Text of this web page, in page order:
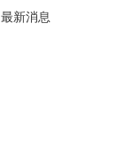
最新消息